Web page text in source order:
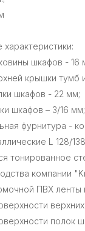
характеристики:
шкафов - 16
крышки тумб
шкафов - 22 мм;
шкафов – 3/16 мм;
фурнитура -
L 128/
тонированное
компании
ПВХ ленты
полок